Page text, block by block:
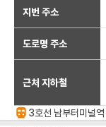
지번 주소
도로명 주소
근처 지하철
3호선 남부터미널역